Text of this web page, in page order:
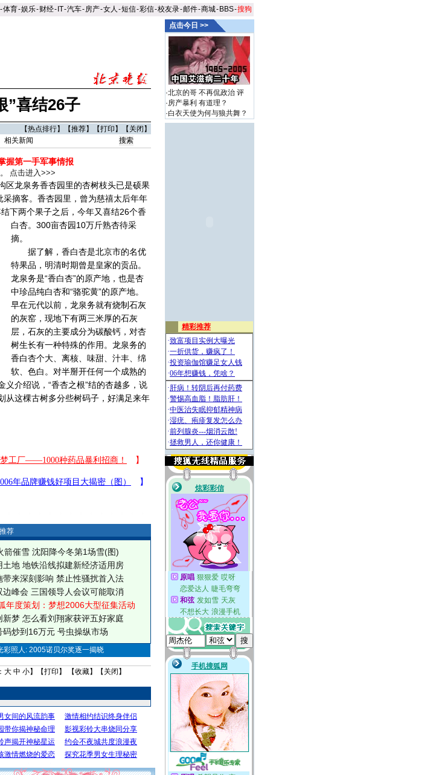
-体育-娱乐-财经- IT-汽车-房产-女人 -短信-彩信-校友录-邮件-商城- BBS-搜狗
”喜结26子
【热点排行】【推荐】【打印 】【 关闭 】
相关新闻
握第一手军事情报
点击进入>>>
龙泉务香杏园里的杏树枝头已是硕果
摘客。香杏园里，曾为慈禧太后年年
下两个果子之后，今年又喜结26个香
白杏。 300亩杏园10万斤熟杏待采
摘。
据了解，香白杏是北京市的名优
特果品，明清时期曾是皇家的贡品。
龙泉务是“香白杏”的原产地，也是杏
中珍品纯白杏和“骆驼黄”的原产地。
早在元代以前，龙泉务就有烧制石灰
的灰窑，现地下有两三米厚的石灰
层，石灰的主要成分为碳酸钙，对杏
树生长有一种特殊的作用。龙泉务的
香白杏个大、离核、味甜、汁丰、绵
软、色白。对半掰开任何一个成熟的
介绍说，“香杏之根”结的杏越多，说
从这棵古树多分些树码子，好满足来年
荐
箭催雪 沈阳降今冬第1场雪(图)
土地 地铁沿线拟建新经济适用房
带来深刻影响 禁止性骚扰首入法
边峰会 三国领导人会议可能取消
年度策划：梦想2006大型征集活动
新梦 怎么看刘翔家获评五好家庭
码炒到16万元 号虫操纵市场
彩照人: 2005诺贝尔奖逐一揭晓
大 中 小】【打印 】 【收藏】【 关闭 】
点击今日 >>
·北京的哥 不再侃政治 评
·房产暴利 有道理？
·白衣天使为何与狼共舞？